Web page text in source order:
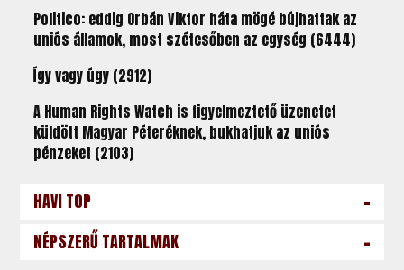
Politico: eddig Orbán Viktor háta mögé bújhattak az
uniós államok, most szétesőben az egység (6444)
Így vagy úgy (2912)
A Human Rights Watch is figyelmeztető üzenetet
küldött Magyar Péteréknek, bukhatjuk az uniós
pénzeket (2103)
HAVI TOP -
NÉPSZERŰ TARTALMAK -